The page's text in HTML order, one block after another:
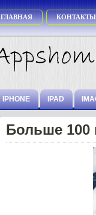
ГЛАВНАЯ КОНТАКТЫ
IPHONE IPAD
Больше 100